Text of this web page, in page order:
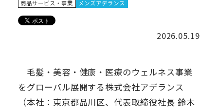
商品サービス・事業 メンズアデランス
2026.05.19
毛髪・美容・健康・医療のウェルネス事業
をグローバル展開する株式会社アデランス
（本社：東京都品川区、代表取締役社長 鈴木